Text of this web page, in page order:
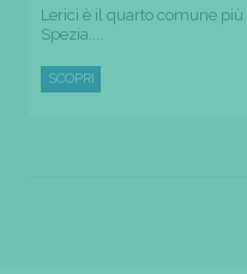
Lerici è il quarto comune
Spezia....
SCOPRI